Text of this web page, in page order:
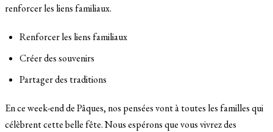
renforcer les liens familiaux.
Renforcer les liens familiaux
Créer des souvenirs
Partager des traditions
En ce week-end de Pâques, nos pensées vont à toutes les familles qui
célèbrent cette belle fête. Nous espérons que vous vivrez des